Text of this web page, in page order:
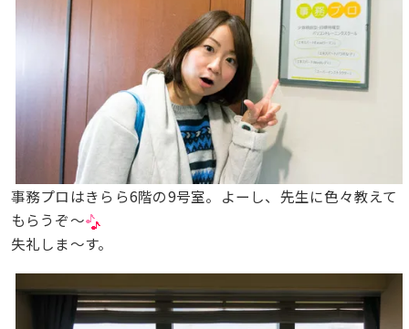
事務プロはきらら6階の9号室。よーし、先生に色々教えて
もらうぞ〜
失礼しま〜す。